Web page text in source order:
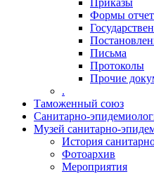
Приказы
Формы
Письма
Протоколы
Прочие
.
Таможенный союз
Санитарно-
Музей санитарно-
История
Фотоархив
Мероприятия